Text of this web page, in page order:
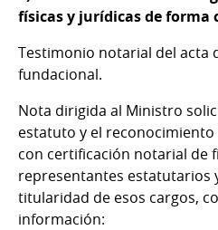
físicas y jurídicas de forma
Testimonio notarial del acta
fundacional.
Nota dirigida al Ministro
estatuto y el
con certificación notarial de
representantes estatutarios
titularidad de esos cargos,
información: